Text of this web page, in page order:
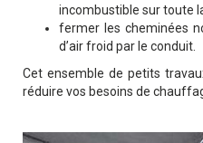
incombustible sur toute
fermer les cheminées
d’air froid par le conduit.
Cet ensemble de petits
réduire vos besoins de